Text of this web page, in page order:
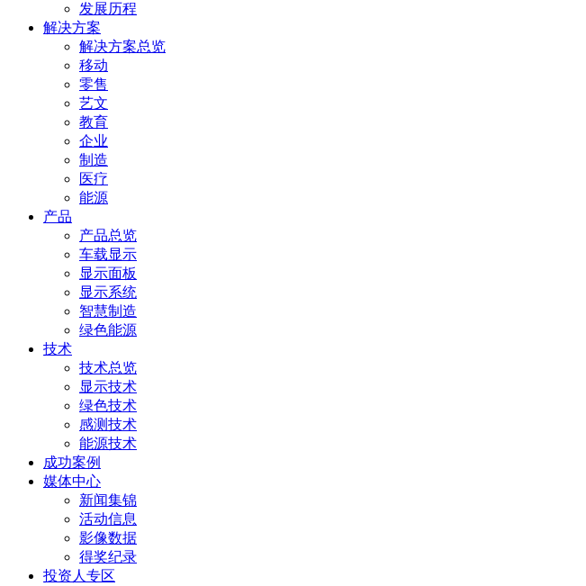
发展历程
解决方案
解决方案总览
移动
零售
艺文
教育
企业
制造
医疗
能源
产品
产品总览
车载显示
显示面板
显示系统
智慧制造
绿色能源
技术
技术总览
显示技术
绿色技术
感测技术
能源技术
成功案例
媒体中心
新闻集锦
活动信息
影像数据
得奖纪录
投资人专区